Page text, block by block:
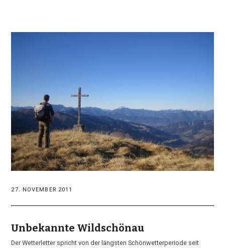
27. NOVEMBER 2011
Unbekannte Wildschönau
Der Wetterletter spricht von der längsten Schönwetterperiode seit